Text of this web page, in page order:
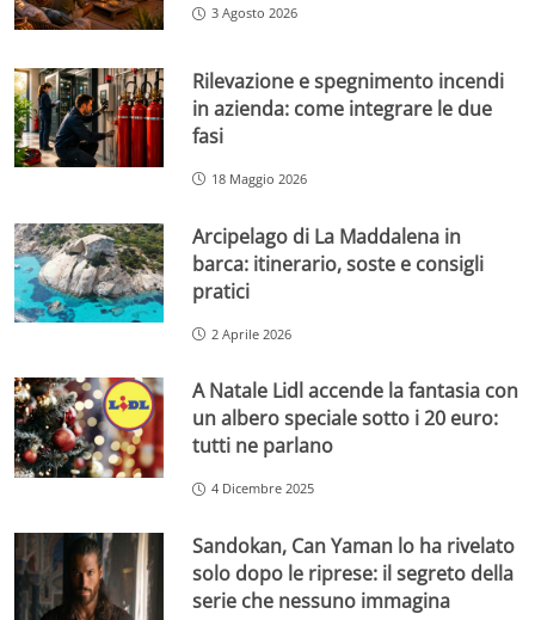
3 Agosto 2026
Rilevazione e spegnimento incendi
in azienda: come integrare le due
fasi
18 Maggio 2026
Arcipelago di La Maddalena in
barca: itinerario, soste e consigli
pratici
2 Aprile 2026
A Natale Lidl accende la fantasia con
un albero speciale sotto i 20 euro:
tutti ne parlano
4 Dicembre 2025
Sandokan, Can Yaman lo ha rivelato
solo dopo le riprese: il segreto della
serie che nessuno immagina